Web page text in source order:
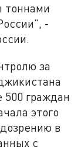
тоннами
-
за
граждан
этого
в
с